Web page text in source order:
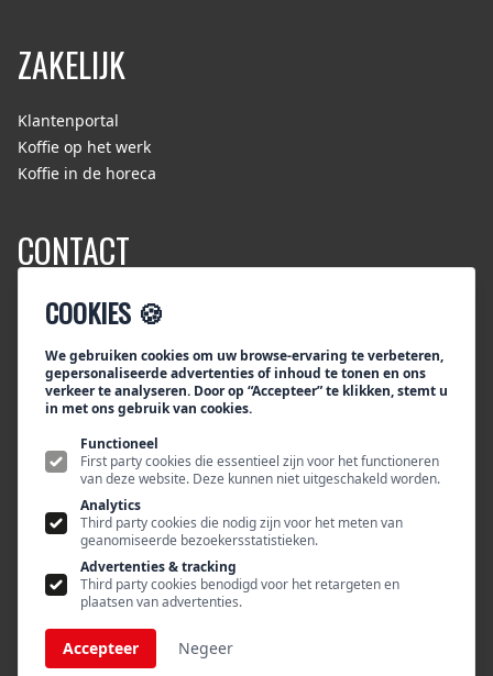
COOKIES 🍪
We gebruiken cookies om uw browse-ervaring te verbeteren,
gepersonaliseerde advertenties of inhoud te tonen en ons
verkeer te analyseren. Door op “Accepteer” te klikken, stemt u
in met ons gebruik van cookies.
Functioneel
First party cookies die essentieel zijn voor het functioneren
van deze website. Deze kunnen niet uitgeschakeld worden.
Analytics
Third party cookies die nodig zijn voor het meten van
geanomiseerde bezoekersstatistieken.
Advertenties & tracking
Third party cookies benodigd voor het retargeten en
plaatsen van advertenties.
Accepteer Negeer
ZAKELIJK
Klantenportal
Koffie op het werk
Koffie in de horeca
CONTACT
Tiktak/Segafredo Zanetti Nederland
Rouaanstraat 10
9723 CD Groningen
Postadres:
9700 AC Groningen
Telefoon +31 (0)50 317 63 00
E-mail:
info@tiktak-segafredo.nl
VOLG ONS OP